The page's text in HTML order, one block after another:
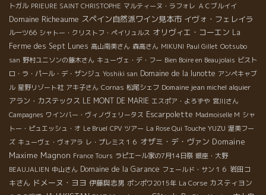
トガル PRIEURE SAINT CHRISTOPHE マルティーヌ・ラフォレ ＡＣブルイイ
Domaine Richeaume スペイン自然派ワイン見本市 イヴォ・フェレイラ
ルーツ66 シャトー・クリストフ・ペイリュルス オリヴィエ・コーエン La
Ferme des Sept Lunes 高山南美さん 森高さん MIKUNI Paul Gillet Ootsubo
san 野村ユニソンの藤木さん キューヴェ・デ・フー Bien Boire en Beaujolais ビスト
ロ・ラ・パール・デ・ザンジュ Yoshiki san Domaine de la lunotte アンペキャブ
ル 星野リゾート社 アキ子さん Cornas 松尾シェフ Domaine jean michel alquier
アラン・カステックス LE MONT DE MARIE エスポア・よろずや 宮川さん
Campagnes ワインバー・ヴィノヴェリータス Escarpolette Madmoiselle M シャ
トー・ピュエッシュ・オ Le Bruel CPV ツアー La Rose Qui Touche YUZU 渥美フー
ズ キューヴェ・ヴォアラ レ・プレミス１６ オザミ・デ・ヴァン Domaine
Maxime Magnon France Tours ラピエール家の7月14日祭 銀座・大野
BEAUJALIEN 中山さん Domaine de la Garance フェールド・サン１６ 岩田コ
キさん ドメーヌ・ヨヨ 伊藤與志男 ポンポワ2015年 La Corse カスティヨン